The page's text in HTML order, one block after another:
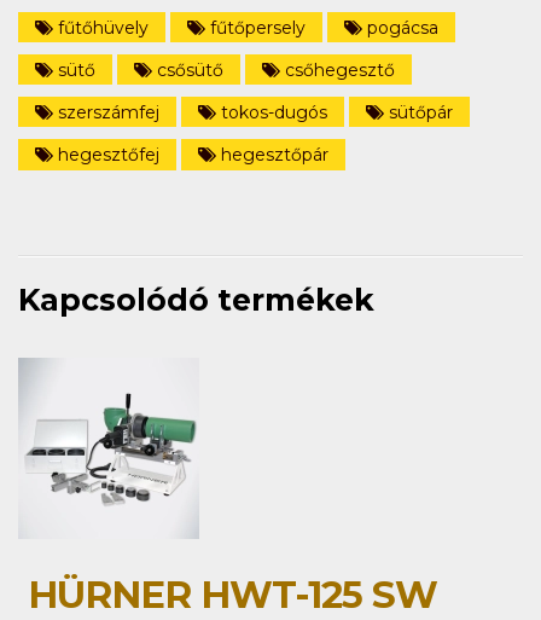
fűtőhüvely fűtőpersely
pogácsa
sütő
csősütő
csőhegesztő
szerszámfej
tokos-dugós
sütőpár
hegesztőfej
hegesztőpár
Kapcsolódó termékek
HÜRNER HWT-125 SW